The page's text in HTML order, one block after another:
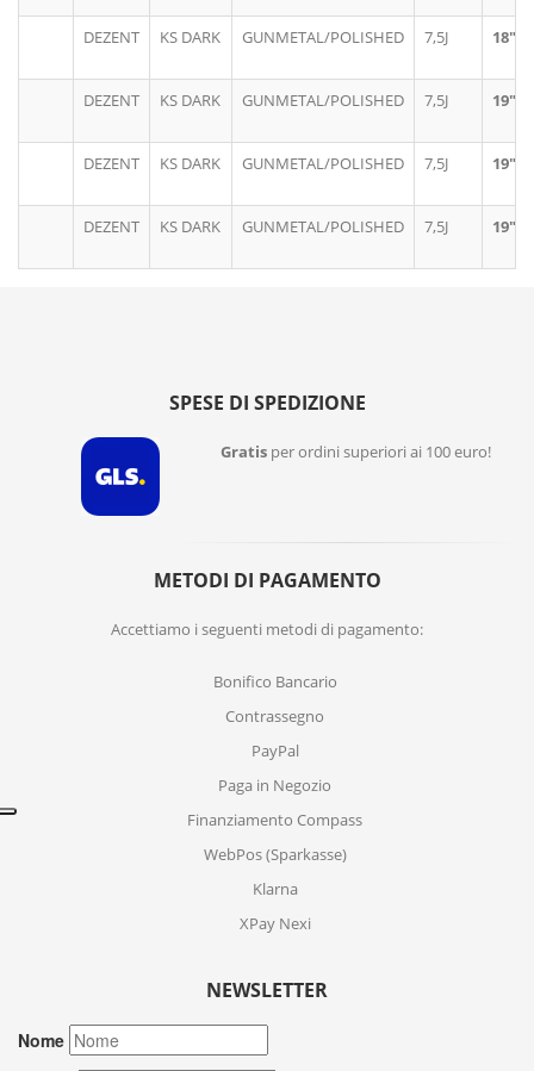
DEZENT KS DARK GUNMETAL/POLISHED 7,5J 18"
DEZENT KS DARK GUNMETAL/POLISHED 7,5J 19"
DEZENT KS DARK GUNMETAL/POLISHED 7,5J 19"
DEZENT KS DARK GUNMETAL/POLISHED 7,5J 19"
SPESE DI SPEDIZIONE
Gratis per ordini superiori ai 100 euro!
METODI DI PAGAMENTO
Accettiamo i seguenti metodi di pagamento:
Bonifico Bancario
Contrassegno
PayPal
Paga in Negozio
Finanziamento Compass
WebPos (Sparkasse)
Klarna
XPay Nexi
NEWSLETTER